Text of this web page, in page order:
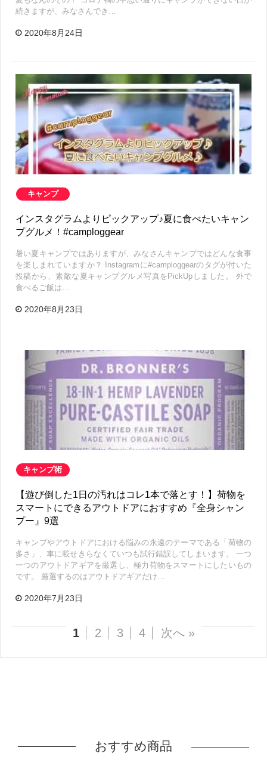
続きますが、みなさんでき…
2020年8月24日
キャンプ
インスタグラムよりピックアップ♪夏に食べたいキャン
プグルメ！#camploggear
暑い夏キャンプではありますが、みなさんキャンプではどんな食事
を楽しまれていますか？ Instagramに#camploggearのタグが付いた
投稿から、素敵な夏キャンプグルメ写真をPickUpしました。 外で
食べるご飯は…
2020年8月23日
キャンプ術
【遊び倒した1日の汚れはコレ1本で落とす！】荷物を
スマートにできるアウトドアにおすすめ『全身シャン
プー』9選
キャンプやアウトドアにおける悩みの永遠のテーマである「荷物の
多さ」、車に載せきらなくていつも試行錯誤してしまいます。 一つ
一つのアウトドアギアを厳選し、極力荷物をスマートにしたいもの
です。 厳選するのはアウトドアギアだけ…
2020年7月23日
1 2 3 4 次へ »
おすすめ商品